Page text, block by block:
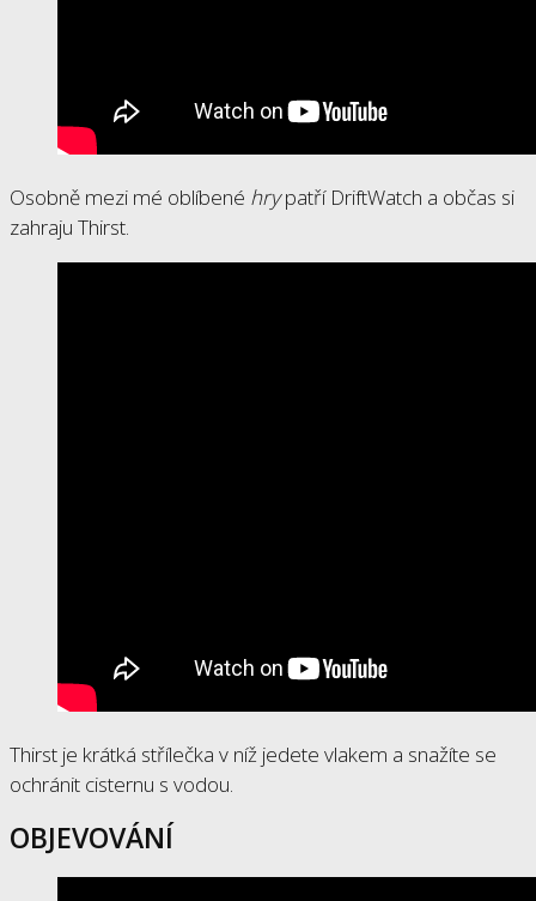
Osobně mezi mé oblíbené hrypatří DriftWatch a občas si
zahraju Thirst.
Thirst je krátká střílečka v níž jedete vlakem a snažíte se
ochránit cisternu s vodou.
OBJEVOVÁNÍ